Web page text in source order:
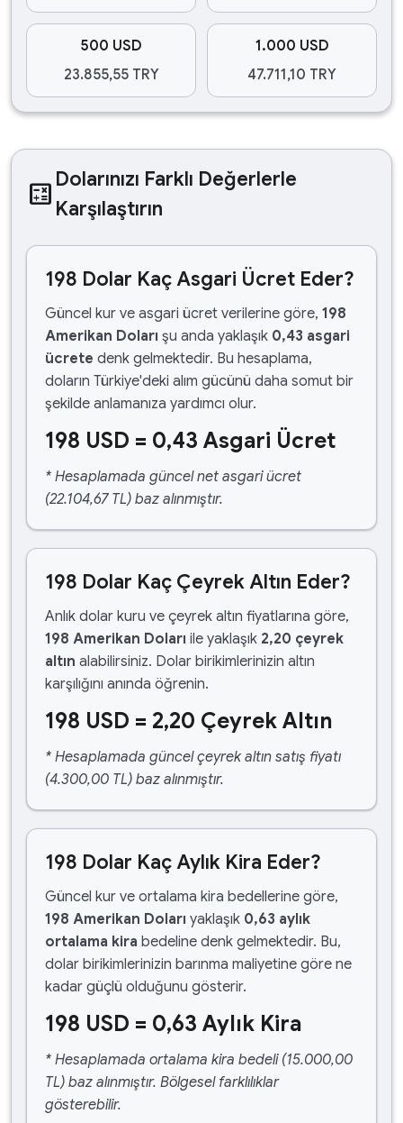
500 USD
23.855,55 TRY
1.000 USD
47.711,10 TRY
calculate Dolarınızı Farklı Değerlerle
Karşılaştırın
198 Dolar Kaç Asgari Ücret Eder?
Güncel kur ve asgari ücret verilerine göre, 198
Amerikan Doları şu anda yaklaşık 0,43 asgari
ücrete denk gelmektedir. Bu hesaplama,
doların Türkiye'deki alım gücünü daha somut bir
şekilde anlamanıza yardımcı olur.
198 USD = 0,43 Asgari Ücret
* Hesaplamada güncel net asgari ücret
(22.104,67 TL) baz alınmıştır.
198 Dolar Kaç Çeyrek Altın Eder?
Anlık dolar kuru ve çeyrek altın fiyatlarına göre,
198 Amerikan Doları ile yaklaşık 2,20 çeyrek
altın alabilirsiniz. Dolar birikimlerinizin altın
karşılığını anında öğrenin.
198 USD = 2,20 Çeyrek Altın
* Hesaplamada güncel çeyrek altın satış fiyatı
(4.300,00 TL) baz alınmıştır.
198 Dolar Kaç Aylık Kira Eder?
Güncel kur ve ortalama kira bedellerine göre,
198 Amerikan Doları yaklaşık 0,63 aylık
ortalama kira bedeline denk gelmektedir. Bu,
dolar birikimlerinizin barınma maliyetine göre ne
kadar güçlü olduğunu gösterir.
198 USD = 0,63 Aylık Kira
* Hesaplamada ortalama kira bedeli (15.000,00
TL) baz alınmıştır. Bölgesel farklılıklar
gösterebilir.